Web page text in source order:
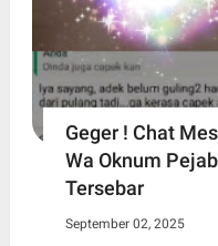
Geger ! Chat
Wa Oknum
Tersebar
September 02, 2025